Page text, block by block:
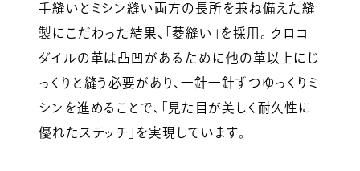
手縫いとミシン縫い両方の長所を兼ね備えた縫
製にこだわった結果、「菱縫い」を採用。 クロコ
ダイルの革は凸凹があるために他の革以上にじ
っくりと縫う必要があり、一針一針ずつゆっくりミ
シンを進めることで、「見た目が美しく耐久性に
優れたステッチ」を実現しています。